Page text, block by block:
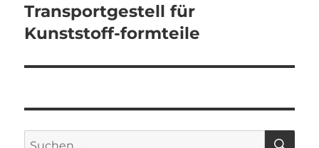
Nächster
Beitrag:
Transportgestell für
Kunststoff-formteile
Suchen